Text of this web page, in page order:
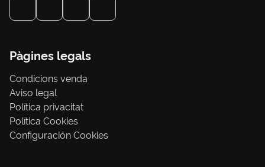
Pàgines legals
Condicions venda
Aviso legal
Política privacitat
Política Cookies
Configuración Cookies